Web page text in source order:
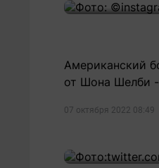
Американский
от Шона Шелби -
07 октября 2022 08:49